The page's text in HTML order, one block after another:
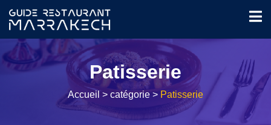
Patisserie
Accueil > catégorie > Patisserie